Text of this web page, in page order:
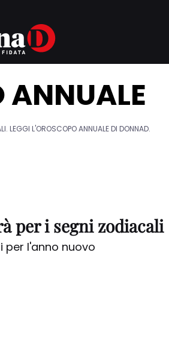
ANNUALE
LEGGI L'OROSCOPO ANNUALE DI DONNAD.
per i segni zodiacali
per l'anno nuovo